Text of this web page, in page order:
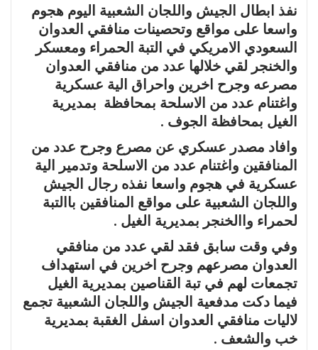
نفذ ابطال الجيش واللجان الشعبية اليوم هجوم
واسعا على مواقع وتحصينات منافقي العدوان
السعودي الامريكي في التبة الحمراء ومعسكر
والخنجر لقي خلالها عدد من منافقي العدوان
مصرعه وجرح اخرين واحراق الية عسكرية
واغتنام عدد من الاسلحة بمحافظة بمديرية
الغيل بمحافظة الجوف .
وافاد مصدر عسكري عن مصرع وجرح عدد من
المنافقين واغتنام عدد من الاسلحة وتدمير الية
عسكرية في هجوم واسعا نفذه رجال الجيش
واللجان الشعبية على مواقع المنافقين باالتبة
لحمراء واالخنجر بمديرية الغيل .
وفي وقت سابق فقد لقي عدد من منافقي
العدوان مصرعهم وجرح اخرين في استهداف
تجمعات لهم في تبة القناصين بمديرية الغيل
فيما دكت مدفعية الجيش واللجان الشعبية تجمع
لاليات منافقي العدوان اسفل الغقبة بمديرية
خب والشعف .